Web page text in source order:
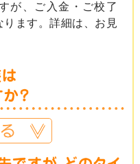
が、ご入金・ご校了
ます。詳細は、お見